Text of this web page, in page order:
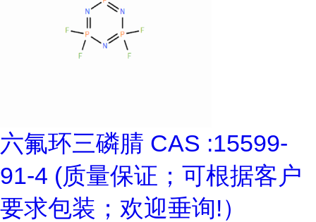
六氟环三磷腈 CAS :15599-
91-4 (质量保证；可根据客户
要求包装；欢迎垂询!）